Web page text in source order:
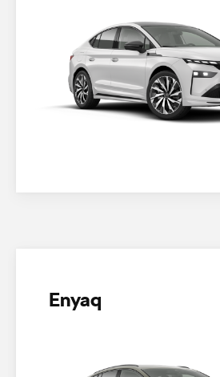
Enyaq